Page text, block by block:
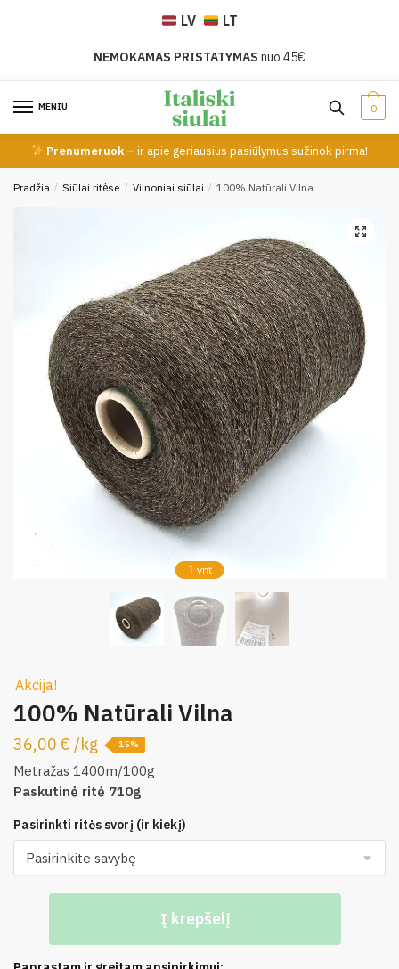
LV LT
NEMOKAMAS PRISTATYMAS nuo 45€
MENIU 0
Prenumeruok –ir apie geriausius pasiūlymus sužinok pirma!
Pradžia / Siūlai ritėse / Vilnoniai siūlai / 100% Natūrali Vilna
1 vnt
Akcija!
100% Natūrali Vilna
36,00 € /kg -15%
Metražas 1400m/100g
Paskutinė ritė 710g
Pasirinkti ritės svorį (ir kiekį)
Į krepšelį